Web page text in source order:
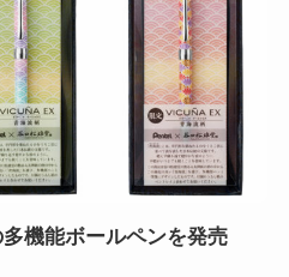
機能ボールペンを発売